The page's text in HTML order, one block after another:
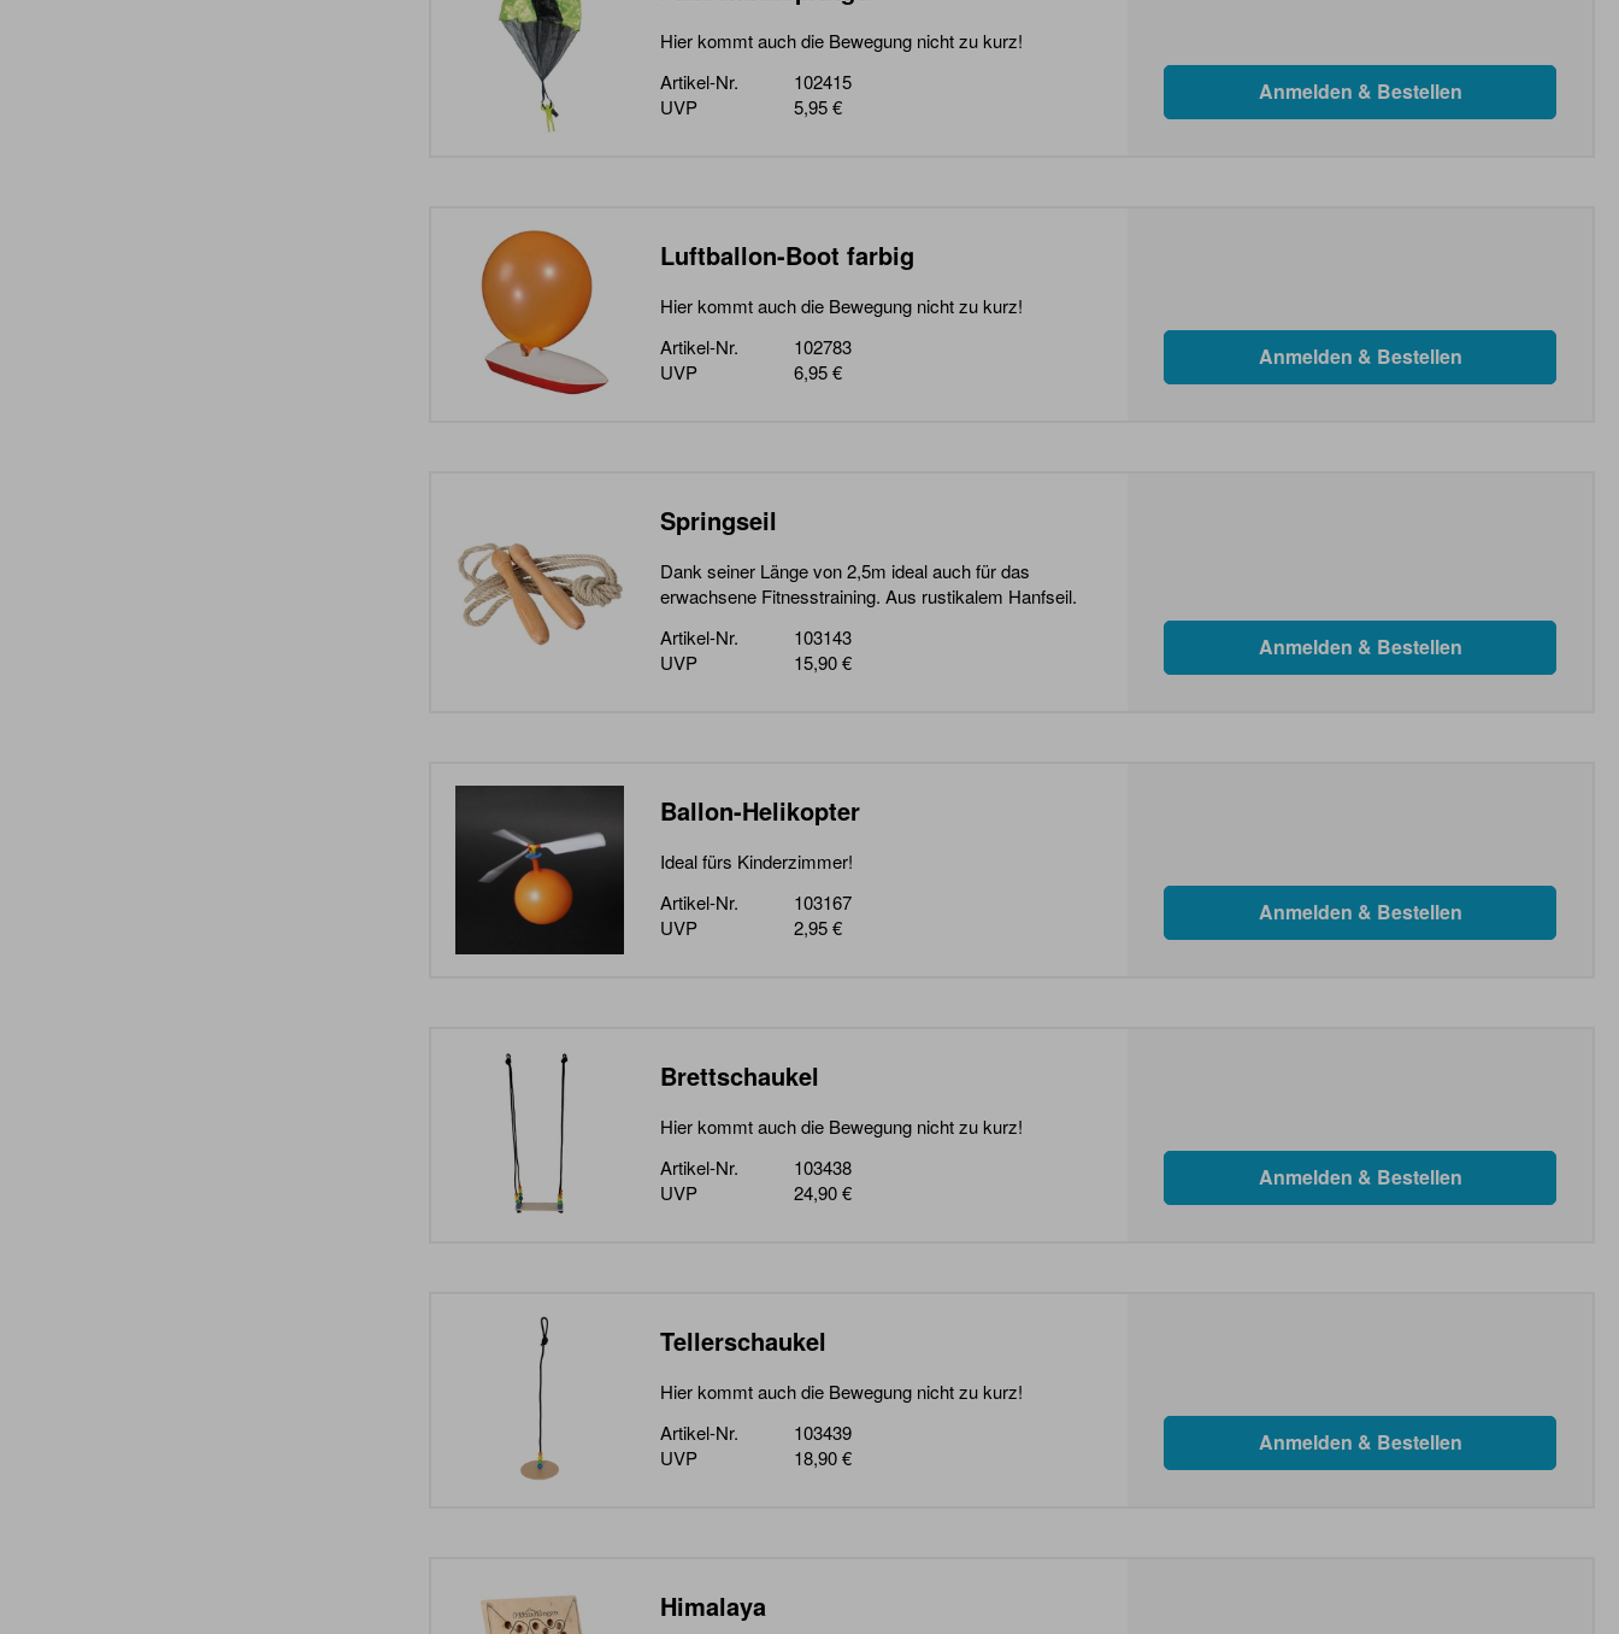
Hier kommt auch die Bewegung nicht zu kurz!
Artikel-Nr.
102415
UVP
5,95 €
Luftballon-Boot farbig
Hier kommt auch die Bewegung nicht zu kurz!
Artikel-Nr.
102783
UVP
6,95 €
Springseil
Dank seiner Länge von 2,5m ideal auch für das
erwachsene Fitnesstraining. Aus rustikalem Hanfseil.
Artikel-Nr.
103143
UVP
15,90 €
Ballon-Helikopter
Ideal fürs Kinderzimmer!
Artikel-Nr.
103167
UVP
2,95 €
Brettschaukel
Hier kommt auch die Bewegung nicht zu kurz!
Artikel-Nr.
103438
UVP
24,90 €
Tellerschaukel
Hier kommt auch die Bewegung nicht zu kurz!
Artikel-Nr.
103439
UVP
18,90 €
Himalaya